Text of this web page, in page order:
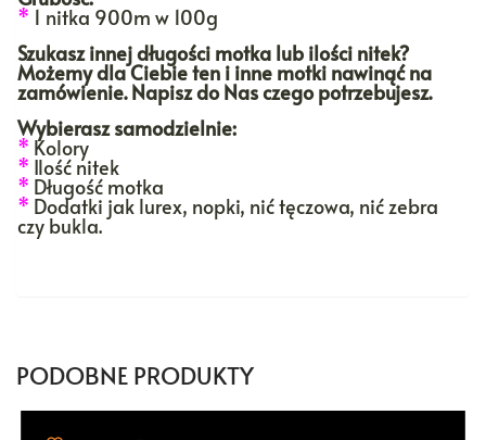
* 1 nitka 900m w 100g
Szukasz innej długości motka lub ilości nitek?
Możemy dla Ciebie ten i inne motki nawinąć na
zamówienie. Napisz do Nas czego potrzebujesz.
Wybierasz samodzielnie:
* Kolory
* Ilość nitek
* Długość motka
* Dodatki jak lurex, nopki, nić tęczowa, nić zebra
czy bukla.
PODOBNE PRODUKTY